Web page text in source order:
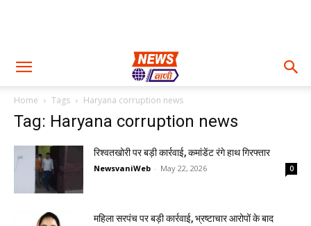
Home Tags Haryana corruption news
Tag: Haryana corruption news
रिश्वतखोरी पर बड़ी कार्रवाई, कमांडेंट रंगे हाथ गिरफ्तार
NewsvaniWeb - May 22, 2026 0
महिला सरपंच पर बड़ी कार्रवाई, भ्रष्टाचार आरोपों के बाद